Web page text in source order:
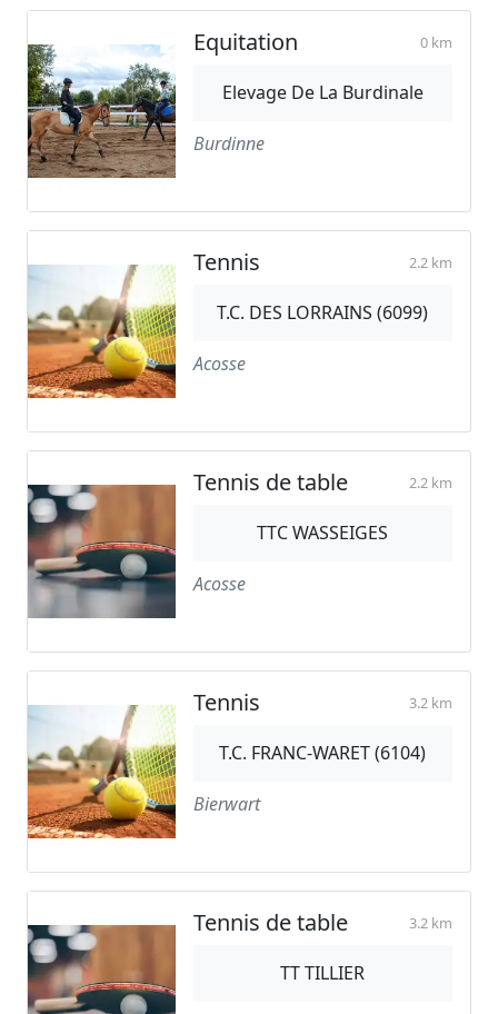
Equitation 0 km
Elevage De La Burdinale
Burdinne
Tennis 2.2 km
T.C. DES LORRAINS (6099)
Acosse
Tennis de table 2.2 km
TTC WASSEIGES
Acosse
Tennis 3.2 km
T.C. FRANC-WARET (6104)
Bierwart
Tennis de table 3.2 km
TT TILLIER